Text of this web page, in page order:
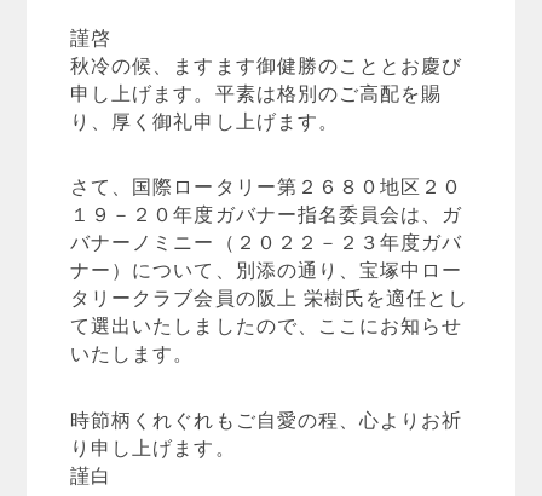
謹啓
秋冷の候、ますます御健勝のこととお慶び
申し上げます。平素は格別のご高配を賜
り、厚く御礼申し上げます。
さて、国際ロータリー第２６８０地区２０
１９－２０年度ガバナー指名委員会は、ガ
バナーノミニー（２０２２－２３年度ガバ
ナー）について、別添の通り、宝塚中ロー
タリークラブ会員の阪上 栄樹氏を適任とし
て選出いたしましたので、ここにお知らせ
いたします。
時節柄くれぐれもご自愛の程、心よりお祈
り申し上げます。
謹白